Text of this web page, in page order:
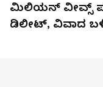
ಮಿಲಿಯನ್ ವೀವ್ಸ್
ಡಿಲೀಟ್, ವಿವಾದ